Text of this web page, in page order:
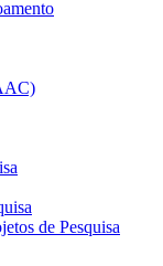
de Pesquisa